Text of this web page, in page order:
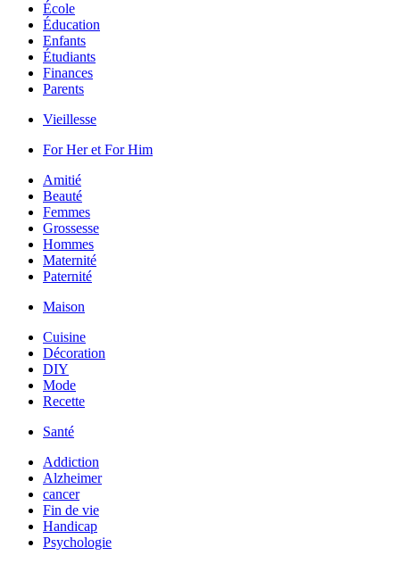
École
Éducation
Enfants
Étudiants
Finances
Parents
Vieillesse
For Her et For Him
Amitié
Beauté
Femmes
Grossesse
Hommes
Maternité
Paternité
Maison
Cuisine
Décoration
DIY
Mode
Recette
Santé
Addiction
Alzheimer
cancer
Fin de vie
Handicap
Psychologie